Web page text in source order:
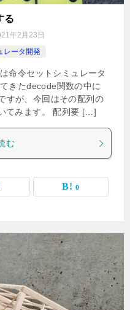
る
年2月23日
レータ開発
命令セットシミュレータ
きたdecode関数の中に
すが、今回はその配列の
てみます。 配列要 […]
む
0